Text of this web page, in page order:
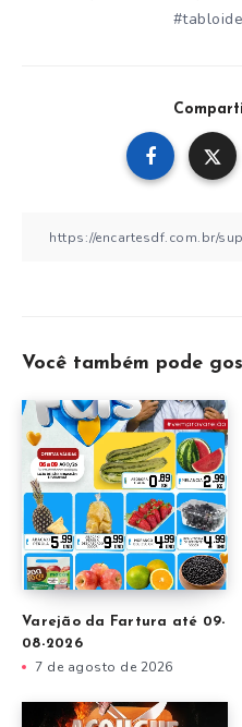
Você também pode
Varejão da Fartura até 09-
08-2026
7 de agosto de 2026